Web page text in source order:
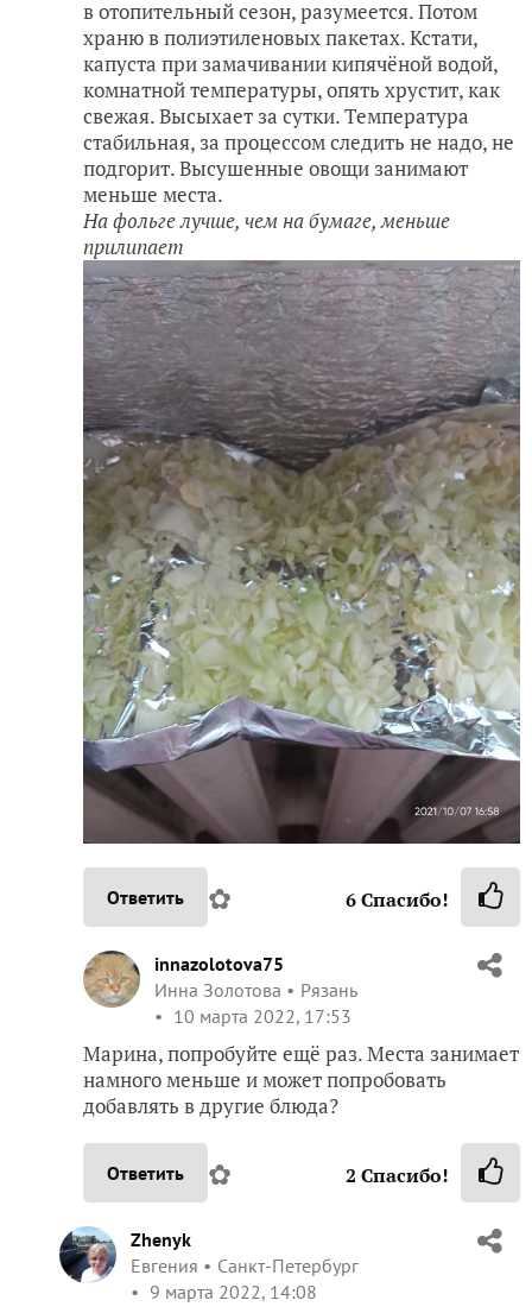
в отопительный сезон, разумеется. Потом
храню в полиэтиленовых пакетах. Кстати,
капуста при замачивании кипячёной водой,
комнатной температуры, опять хрустит, как
свежая. Высыхает за сутки. Температура
стабильная, за процессом следить не надо, не
подгорит. Высушенные овощи занимают
меньше места.
На фольге лучше, чем на бумаге, меньше
прилипает
Ответить ✿ 6Спасибо!
innazolotova75
Инна Золотова
Рязань
10 марта 2022, 17:53
Марина, попробуйте ещё раз. Места занимает
намного меньше и может попробовать
добавлять в другие блюда?
Ответить ✿ 2 Спасибо!
Zhenyk
Евгения
Санкт-Петербург
9 марта 2022, 14:08